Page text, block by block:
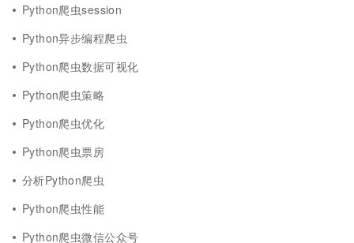
Python爬虫session
Python异步编程爬虫
Python爬虫数据可视化
Python爬虫策略
Python爬虫优化
Python爬虫票房
分析Python爬虫
Python爬虫性能
Python爬虫微信公众号